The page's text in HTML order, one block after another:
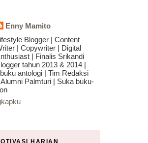
Enny Mamito
Blogger | Content
| Copywriter | Digital
| Finalis Srikandi
tahun 2013 & 2014 |
antologi | Tim Redaksi
Palmturi | Suka buku-
HARIAN